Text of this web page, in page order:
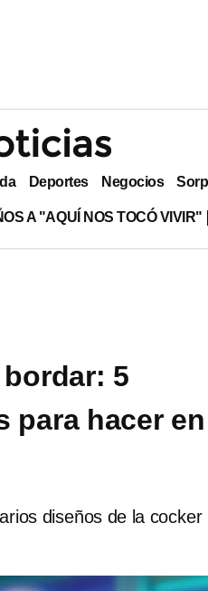
Deportes Negocios
A "AQUÍ NOS TOCÓ VIVIR"
5
para hacer en
diseños de la cocker